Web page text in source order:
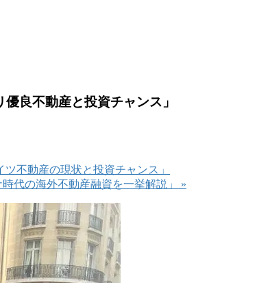
良不動産と投資チャンス」
不動産の現状と投資チャンス」
代の海外不動産融資を一挙解説」 »